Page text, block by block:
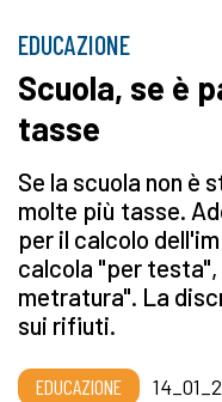
EDUCAZIONE
Scuola, se è
tasse
Se la scuola non è
molte più tasse.
per il calcolo
calcola "per
metratura". La
sui rifiuti.
EDUCAZIONE